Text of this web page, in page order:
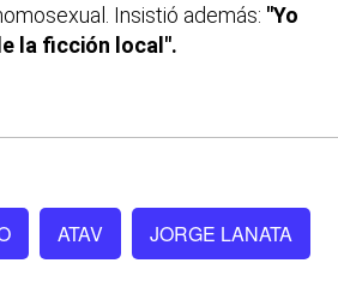
Insistió además: "Yo
la ficción local".
ATAV JORGE LANATA